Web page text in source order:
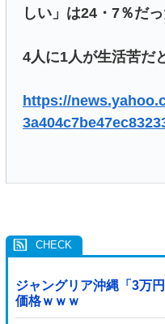
しい」は24・7％だっ
4人に1人が生活苦だ
https://
ジャングリア沖縄「3万
価格ｗｗｗ